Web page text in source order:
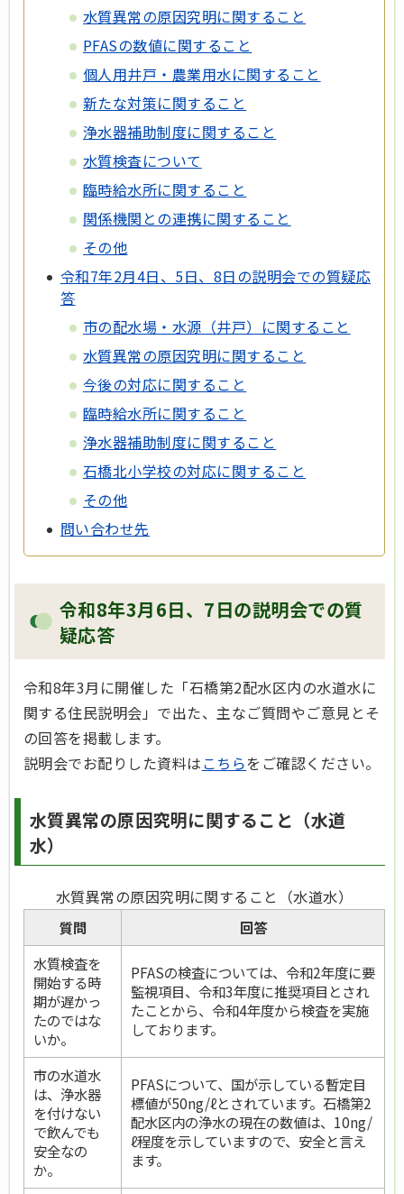
水質異常の原因究明に関すること
PFASの数値に関すること
個人用井戸・農業用水に関すること
新たな対策に関すること
浄水器補助制度に関すること
水質検査について
臨時給水所に関すること
関係機関との連携に関すること
その他
令和7年2月4日、5日、8日の説明会での質疑応
答
市の配水場・水源（井戸）に関すること
水質異常の原因究明に関すること
今後の対応に関すること
臨時給水所に関すること
浄水器補助制度に関すること
石橋北小学校の対応に関すること
その他
問い合わせ先
令和8年3月6日、7日の説明会での質
疑応答
令和8年3月に開催した「石橋第2配水区内の水道水に
関する住民説明会」で出た、主なご質問やご意見とそ
の回答を掲載します。
説明会でお配りした資料はこちらをご確認ください。
水質異常の原因究明に関すること（水道
水）
水質異常の原因究明に関すること（水道水）
質問
回答
水質検査を
開始する時
期が遅かっ
たのではな
いか。
PFASの検査については、令和2年度に要
監視項目、令和3年度に推奨項目とされ
たことから、令和4年度から検査を実施
しております。
市の水道水
は、浄水器
を付けない
で飲んでも
安全なの
か。
PFASについて、国が示している暫定目
標値が50ng/ℓとされています。石橋第2
配水区内の浄水の現在の数値は、10ng/
ℓ程度を示していますので、安全と言え
ます。